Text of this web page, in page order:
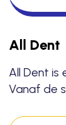
All Dent
All Dent is
Vanaf de